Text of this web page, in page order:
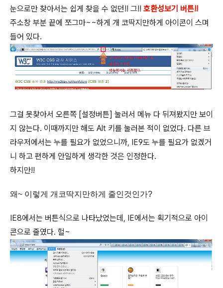
눈으로만 찾아서는 쉽게 찾을 수 없던!! 그!! 호환성보기 버튼!!
주소창 부분 끝에 쪼그마~~하게 개 코딱지만하게 아이콘이 스며
들어 있다.
그걸 못찾아서 오른쪽 [설정버튼] 눌러서 메뉴 다 뒤져봤지만 보이
지 않는다. 이때까지만 해도 Alt 키를 눌러본 적이 없었다. 다른 브
라우저에서는 누를 필요가 없었으니까, IE9도 누를 필요가 없겠거
니 하고 편하게 안일하게 생각한 것은 인정한다.
하지만!!
왜~ 이렇게 개코딱지만하게 줄인것인가?
IE8에서는 버튼식으로 나타났었는데, IE에서는 획기적으로 아이
콘으로 줄였다. 헐~